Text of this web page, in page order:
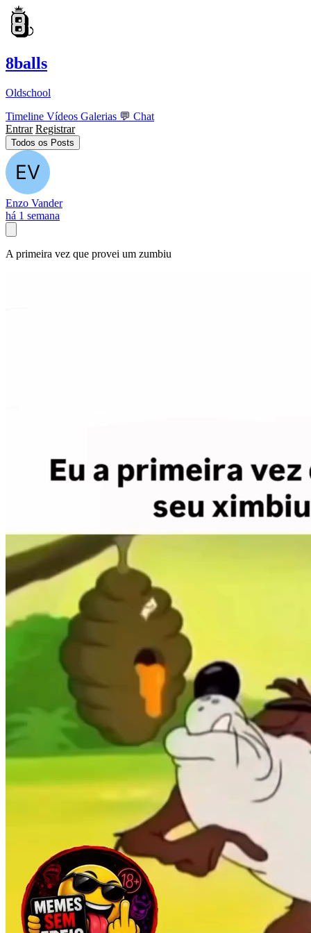
8balls
Oldschool
Timeline Vídeos Galerias 💬 Chat
Entrar Registrar
Todos os Posts
Enzo Vander
há 1 semana
A primeira vez que provei um zumbiu